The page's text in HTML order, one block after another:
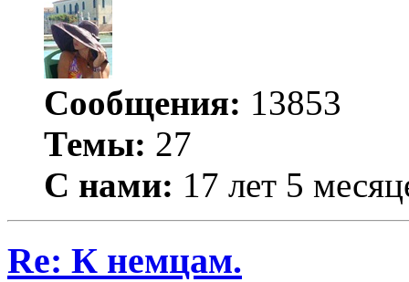
Сообщения: 13853
Темы: 27
С нами: 17 лет 5
Re: К немцам.